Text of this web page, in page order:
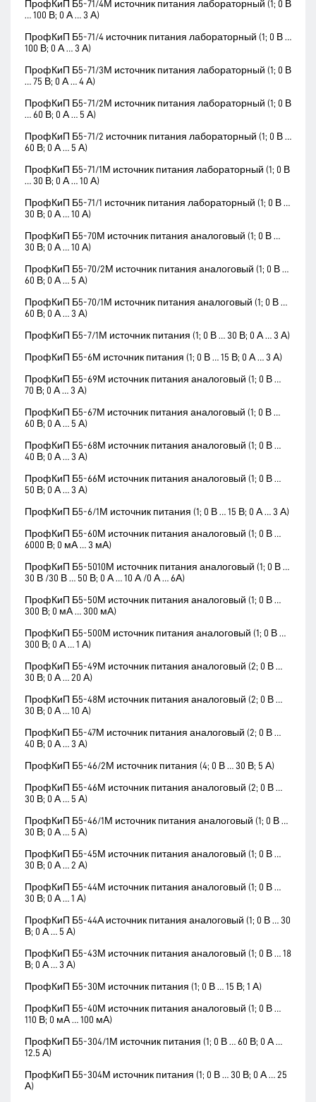
ПрофКиП Б5-71/4М источник питания лабораторный (1; 0 В
… 100 В; 0 А … 3 А)
ПрофКиП Б5-71/4 источник питания лабораторный (1; 0 В …
100 В; 0 А … 3 А)
ПрофКиП Б5-71/3М источник питания лабораторный (1; 0 В
… 75 В; 0 А … 4 А)
ПрофКиП Б5-71/2М источник питания лабораторный (1; 0 В
… 60 В; 0 А … 5 А)
ПрофКиП Б5-71/2 источник питания лабораторный (1; 0 В …
60 В; 0 А … 5 А)
ПрофКиП Б5-71/1М источник питания лабораторный (1; 0 В
… 30 В; 0 А … 10 А)
ПрофКиП Б5-71/1 источник питания лабораторный (1; 0 В …
30 В; 0 А … 10 А)
ПрофКиП Б5-70М источник питания аналоговый (1; 0 В …
30 В; 0 А … 10 А)
ПрофКиП Б5-70/2М источник питания аналоговый (1; 0 В …
60 В; 0 А … 5 А)
ПрофКиП Б5-70/1М источник питания аналоговый (1; 0 В …
60 В; 0 А … 3 А)
ПрофКиП Б5-7/1М источник питания (1; 0 В … 30 В; 0 А … 3 А)
ПрофКиП Б5-6М источник питания (1; 0 В … 15 В; 0 А … 3 А)
ПрофКиП Б5-69М источник питания аналоговый (1; 0 В …
70 В; 0 А … 3 А)
ПрофКиП Б5-67М источник питания аналоговый (1; 0 В …
60 В; 0 А … 5 А)
ПрофКиП Б5-68М источник питания аналоговый (1; 0 В …
40 В; 0 А … 3 А)
ПрофКиП Б5-66М источник питания аналоговый (1; 0 В …
50 В; 0 А … 3 А)
ПрофКиП Б5-6/1М источник питания (1; 0 В … 15 В; 0 А … 3 А)
ПрофКиП Б5-60М источник питания аналоговый (1; 0 В …
6000 В; 0 мА … 3 мА)
ПрофКиП Б5-5010М источник питания аналоговый (1; 0 В …
30 В /30 В … 50 В; 0 А … 10 А /0 А … 6А)
ПрофКиП Б5-50М источник питания аналоговый (1; 0 В …
300 В; 0 мА … 300 мА)
ПрофКиП Б5-500М источник питания аналоговый (1; 0 В …
300 В; 0 А … 1 А)
ПрофКиП Б5-49М источник питания аналоговый (2; 0 В …
30 В; 0 А … 20 А)
ПрофКиП Б5-48М источник питания аналоговый (2; 0 В …
30 В; 0 А … 10 А)
ПрофКиП Б5-47М источник питания аналоговый (2; 0 В …
40 В; 0 А … 3 А)
ПрофКиП Б5-46/2М источник питания (4; 0 В … 30 В; 5 А)
ПрофКиП Б5-46М источник питания аналоговый (2; 0 В …
30 В; 0 А … 5 А)
ПрофКиП Б5-46/1М источник питания аналоговый (1; 0 В …
30 В; 0 А … 5 А)
ПрофКиП Б5-45М источник питания аналоговый (1; 0 В …
30 В; 0 А … 2 А)
ПрофКиП Б5-44М источник питания аналоговый (1; 0 В …
30 В; 0 А … 1 А)
ПрофКиП Б5-44А источник питания аналоговый (1; 0 В … 30
В; 0 А … 5 А)
ПрофКиП Б5-43М источник питания аналоговый (1; 0 В … 18
В; 0 А … 3 А)
ПрофКиП Б5-30М источник питания (1; 0 В … 15 В; 1 А)
ПрофКиП Б5-40М источник питания аналоговый (1; 0 В …
110 В; 0 мА … 100 мА)
ПрофКиП Б5-304/1М источник питания (1; 0 В … 60 В; 0 А …
12.5 А)
ПрофКиП Б5-304М источник питания (1; 0 В … 30 В; 0 А … 25
А)